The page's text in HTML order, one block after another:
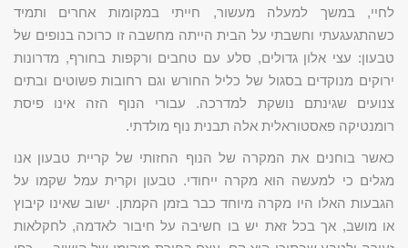
לחיי, במשך למעלה מעשור, חייתי במקומות אחרים ותמיד
כשהתגעגעתי וחשבתי על הבית הייתה מחשבה זו כרוכה בנופים של
טבעון: עצי אלון גדולים, סלע עם טחבים ורקפות בחורף, מדרונות
ירוקים מנוקדים בסגול של כליל החורש וגם רחובות פשוטים ובתים
צנועים שגינתם נושקת למדרכה. עבורי הנוף הזה אינו פיסת
רומנטיקה פאסטוראלית אלה תבנית נוף מולדתי.
כאשר בוחנים את המקרה של הנוף החזותי של קריית טבעון אנו
מגלים כי למעשה הוא מקרה ייחודי. טבעון וקרית עמל שקמו על
הגבעות האלו היו מקרה מיוחד כבר בזמן הקמתן. ישוב שאינו קיבוץ
או מושב, אך בכל זאת יש בו חשיבה על חיבור לאדמה, לחקלאות